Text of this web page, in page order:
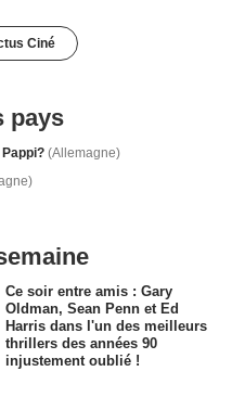
Ciné
pays
(Allemagne)
Ce soir entre amis : Gary
Oldman, Sean Penn et Ed
Harris dans l'un des meilleurs
thrillers des années 90
injustement oublié !